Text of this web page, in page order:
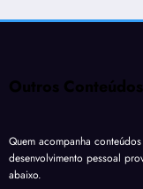
Outros
Quem acompanha
desenvolvimento pessoal
abaixo.